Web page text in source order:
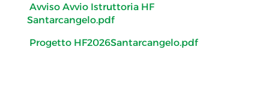
Avviso Avvio Istruttoria HF
Santarcangelo.pdf
Progetto HF2026Santarcangelo.pdf